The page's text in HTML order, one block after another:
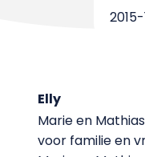
Elly
Marie en
voor familie en